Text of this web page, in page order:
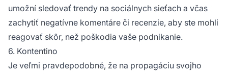
umožní sledovať trendy na sociálnych sieťach a včas
zachytiť negatívne komentáre či recenzie, aby ste mohli
reagovať skôr, než poškodia vaše podnikanie.
6. Kontentino
Je veľmi pravdepodobné, že na propagáciu svojho